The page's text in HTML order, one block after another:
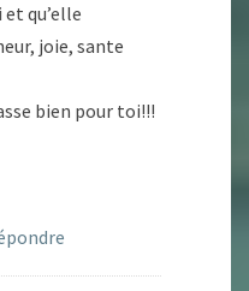
qu’elle
joie, sante
bien pour toi!!!